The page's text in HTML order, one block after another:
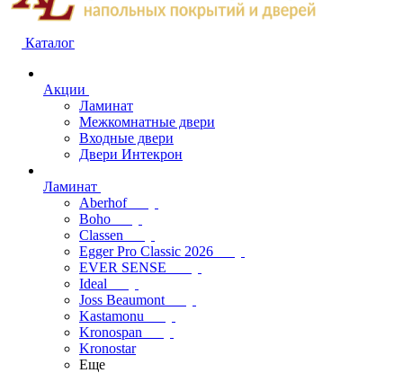
Каталог
Акции
Ламинат
Межкомнатные двери
Входные двери
Двери Интекрон
Ламинат
Aberhof
Boho
Classen
Egger Pro Classic 2026
EVER SENSE
Ideal
Joss Beaumont
Kastamonu
Kronospan
Kronostar
Еще